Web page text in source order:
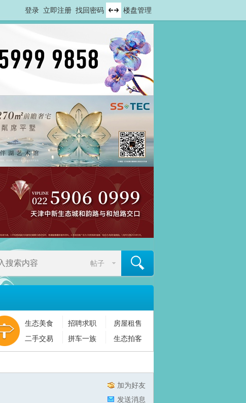
登录 立即注册 找回密码 楼盘管理
帖子
搜索
生态美食 招聘求职
房屋租售
二手交易
拼车一族 生态拍客
加为好友
发送消息